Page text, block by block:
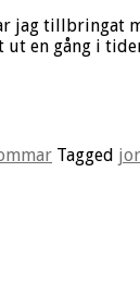
jag tillbringat
ut en gång i
Tagged